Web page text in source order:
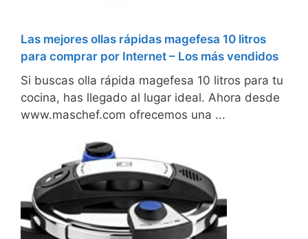
Las mejores ollas rápidas magefesa 10 litros
para comprar por Internet – Los más vendidos
Si buscas olla rápida magefesa 10 litros para tu
cocina, has llegado al lugar ideal. Ahora desde
www.maschef.com ofrecemos una ...